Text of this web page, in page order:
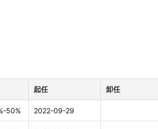
起任 卸任
50% 2022-09-29